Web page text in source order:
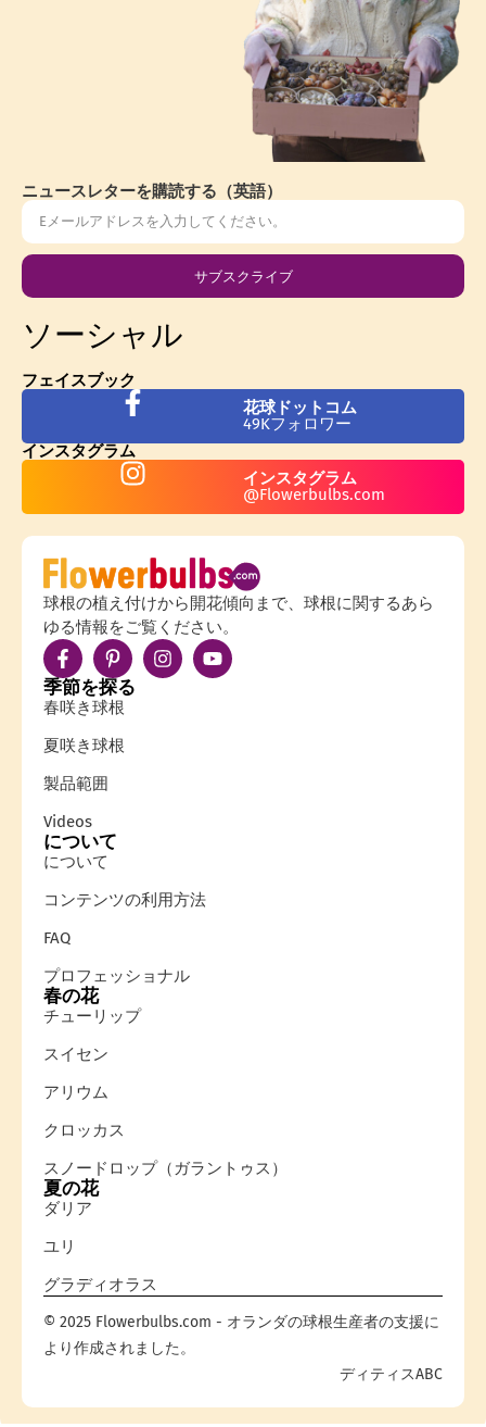
ニュースレターを購読する（英語）
サブスクライブ
ソーシャル
フェイスブック
花球ドットコム
49Kフォロワー
インスタグラム
インスタグラム
@Flowerbulbs.com
球根の植え付けから開花傾向まで、球根に関するあら
ゆる情報をご覧ください。
季節を探る
春咲き球根
夏咲き球根
製品範囲
Videos
について
について
コンテンツの利用方法
FAQ
プロフェッショナル
春の花
チューリップ
スイセン
アリウム
クロッカス
スノードロップ（ガラントゥス）
夏の花
ダリア
ユリ
グラディオラス
© 2025 Flowerbulbs.com - オランダの球根生産者の支援に
より作成されました。
ディティスABC